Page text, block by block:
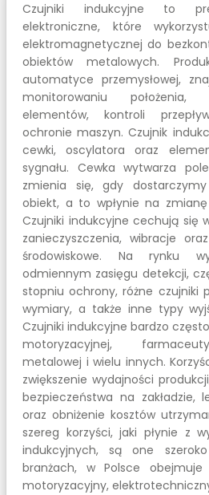
Czujniki indukcyjne to
elektroniczne, które
elektromagnetycznej do
obiektów metalowych.
automatyce przemysłowej,
monitorowaniu
elementów, kontroli
ochronie maszyn. Czujnik
cewki, oscylatora oraz
sygnału. Cewka wytwarza
zmienia się, gdy
obiekt, a to wpłynie na zmianę
Czujniki indukcyjne cechują się
zanieczyszczenia, wibracje
środowiskowe. Na rynku
odmiennym zasięgu detekcji,
stopniu ochrony, różne czujniki
wymiary, a także inne typy
Czujniki indukcyjne bardzo
motoryzacyjnej,
metalowej i wielu innych.
zwiększenie wydajności
bezpieczeństwa na zakładzie,
oraz obniżenie kosztów
szereg korzyści, jaki płynie z
indukcyjnych, są one
branżach, w Polsce obejmuje
motoryzacyjny,